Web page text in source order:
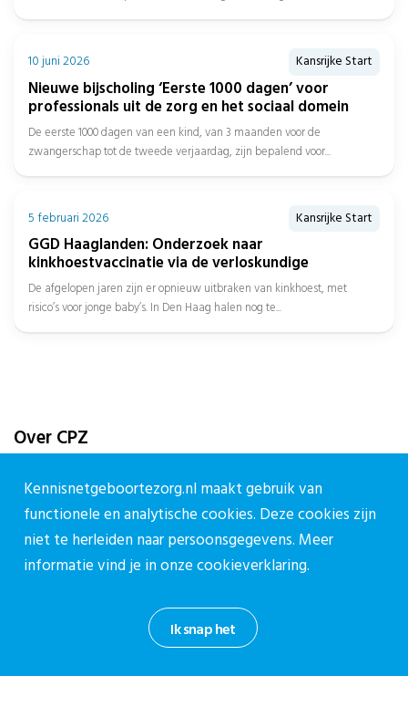
10 juni 2026 Kansrijke Start
Nieuwe bijscholing ‘Eerste 1000 dagen’ voor
professionals uit de zorg en het sociaal domein
De eerste 1000 dagen van een kind, van 3 maanden voor de
zwangerschap tot de tweede verjaardag, zijn bepalend voor...
5 februari 2026 Kansrijke Start
GGD Haaglanden: Onderzoek naar
kinkhoestvaccinatie via de verloskundige
De afgelopen jaren zijn er opnieuw uitbraken van kinkhoest, met
risico’s voor jonge baby’s. In Den Haag halen nog te...
Over CPZ
Vacatures
Contact
cpz@stichtingcpz.nl
Ik snap het
Kennisnetgeboortezorg.nl maakt gebruik van
functionele en analytische cookies. Deze cookies zijn
niet te herleiden naar persoonsgegevens. Meer
informatie vind je in onzecookieverklaring.